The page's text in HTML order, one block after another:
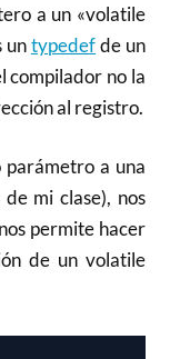
a un «volatile
untypedefde un
compilador no la
al registro.
parámetro a una
mi clase), nos
permite hacer
de un volatile